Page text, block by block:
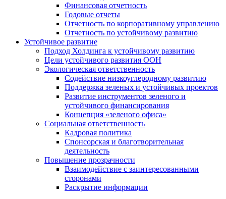
Финансовая отчетность
Годовые отчеты
Отчетность по корпоративному управлению
Отчетность по устойчивому развитию
Устойчивое развитие
Подход Холдинга к устойчивому развитию
Цели устойчивого развития ООН
Экологическая ответственность
Содействие низкоуглеродному развитию
Поддержка зеленых и устойчивых проектов
Развитие инструментов зеленого и
устойчивого финансирования
Концепция «зеленого офиса»
Социальная ответственность
Кадровая политика
Спонсорская и благотворительная
деятельность
Повышение прозрачности
Взаимодействие с заинтересованными
сторонами
Раскрытие информации